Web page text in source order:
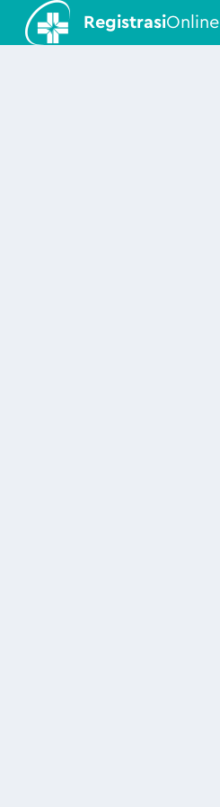
RegistrasiOnline